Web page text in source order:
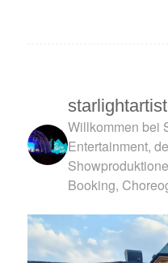
Willkommen bei
Entertainment,
Booking,